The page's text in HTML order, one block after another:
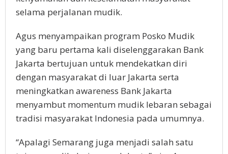
selama perjalanan mudik.
Agus menyampaikan program Posko Mudik
yang baru pertama kali diselenggarakan Bank
Jakarta bertujuan untuk mendekatkan diri
dengan masyarakat di luar Jakarta serta
meningkatkan awareness Bank Jakarta
menyambut momentum mudik lebaran sebagai
tradisi masyarakat Indonesia pada umumnya.
“Apalagi Semarang juga menjadi salah satu